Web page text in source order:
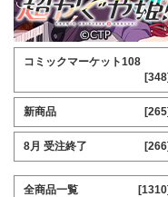
コミックマーケット108
[348]
新商品 [265]
8月 受注終了 [266]
全商品一覧 [1310]